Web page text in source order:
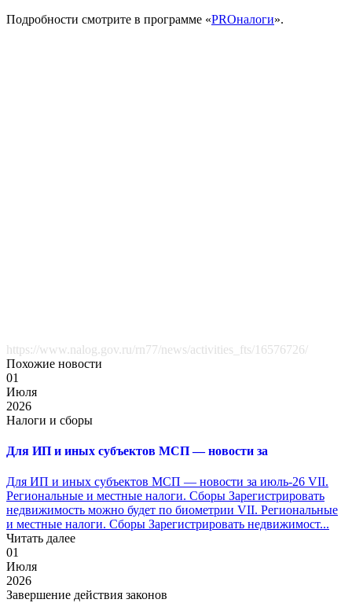
Подробности смотрите в программе «PROналоги».
https://www.nalog.gov.ru/rn77/news/activities_fts/16576726/
Похожие новости
01
Июля
2026
Налоги и сборы
Для ИП и иных субъектов МСП — новости за
Для ИП и иных субъектов МСП — новости за июль-26 VII.
Региональные и местные налоги. Сборы Зарегистрировать
недвижимость можно будет по биометрии VII. Региональные
и местные налоги. Сборы Зарегистрировать недвижимост...
Читать далее
01
Июля
2026
Завершение действия законов